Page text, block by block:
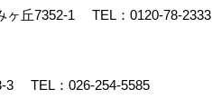
ヶ丘7352-1 TEL： 0120-78-2333
3 TEL： 026-254-5585